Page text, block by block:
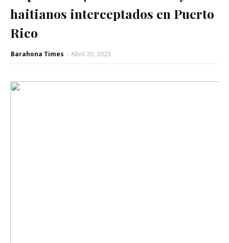
haitianos interceptados en Puerto
Rico
Barahona Times - Abril 20, 2023